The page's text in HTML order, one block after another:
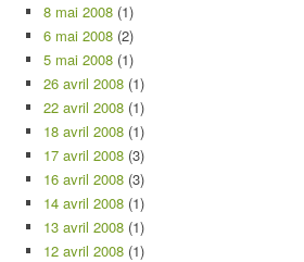
8 mai 2008 (1)
6 mai 2008 (2)
5 mai 2008 (1)
26 avril 2008 (1)
22 avril 2008 (1)
18 avril 2008 (1)
17 avril 2008 (3)
16 avril 2008 (3)
14 avril 2008 (1)
13 avril 2008 (1)
12 avril 2008 (1)